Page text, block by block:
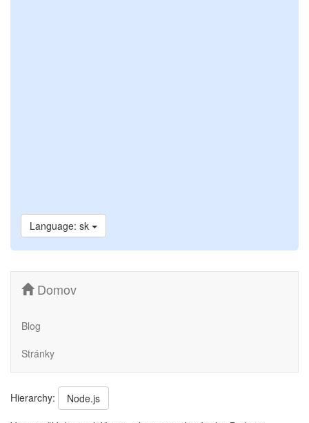
Language: sk
Domov
Blog
Stránky
Hierarchy:
Node.js